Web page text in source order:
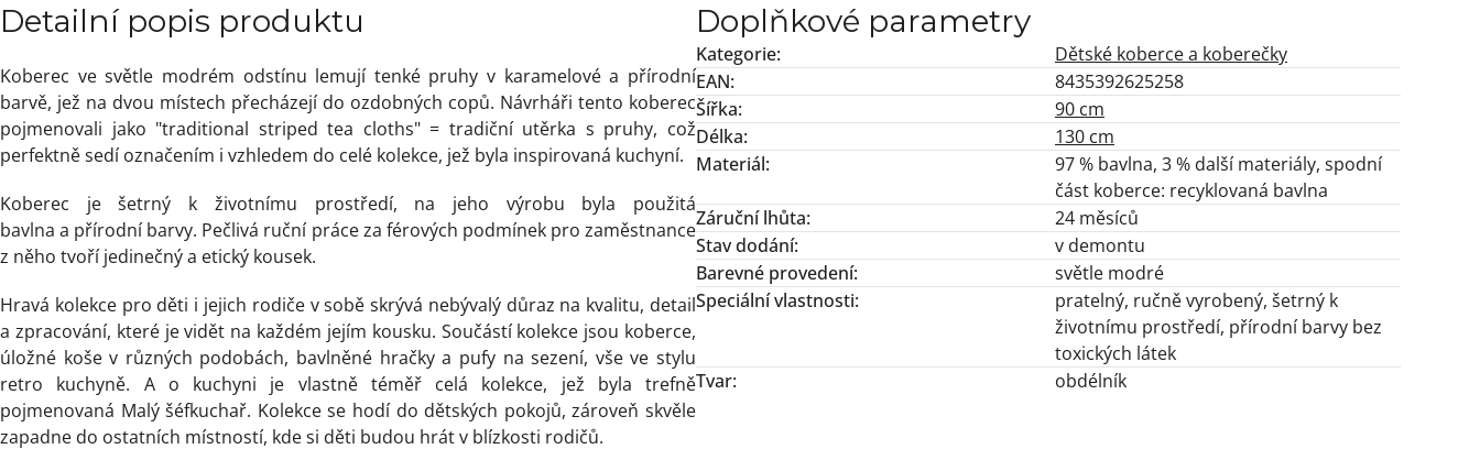
Detailní popis produktu
Koberec ve světle modrém odstínu lemují tenké pruhy v karamelové a přírodní
barvě, jež na dvou místech přecházejí do ozdobných copů. Návrháři tento koberec
pojmenovali jako "traditional striped tea cloths" = tradiční utěrka s pruhy, což
perfektně sedí označením i vzhledem do celé kolekce, jež byla inspirovaná kuchyní.
Koberec je šetrný k životnímu prostředí, na jeho výrobu byla použitá
bavlna a přírodní barvy. Pečlivá ruční práce za férových podmínek pro zaměstnance
z něho tvoří jedinečný a etický kousek.
Hravá kolekce pro děti i jejich rodiče v sobě skrývá nebývalý důraz na kvalitu, detail
a zpracování, které je vidět na každém jejím kousku. Součástí kolekce jsou koberce,
úložné koše v různých podobách, bavlněné hračky a pufy na sezení, vše ve stylu
retro kuchyně. A o kuchyni je vlastně téměř celá kolekce, jež byla trefně
pojmenovaná Malý šéfkuchař. Kolekce se hodí do dětských pokojů, zároveň skvěle
zapadne do ostatních místností, kde si děti budou hrát v blízkosti rodičů.
Doplňkové parametry
Kategorie:
Dětské koberce a koberečky
EAN:
8435392625258
Šířka:
90 cm
Délka:
130 cm
Materiál:
97 % bavlna, 3 % další materiály, spodní
část koberce: recyklovaná bavlna
Záruční lhůta:
24 měsíců
Stav dodání:
v demontu
Barevné provedení:
světle modré
Speciální vlastnosti:
pratelný, ručně vyrobený, šetrný k
životnímu prostředí, přírodní barvy bez
toxických látek
Tvar: obdélník